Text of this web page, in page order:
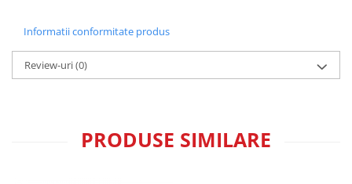
Rahat
Informatii conformitate produs
Review-uri(0)
PRODUSE SIMILARE